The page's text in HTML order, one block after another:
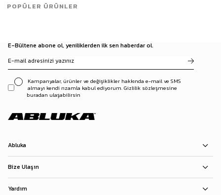
E-Bültene abone ol, yeniliklerden ilk sen haberdar ol.
Kampanyalar, ürünler ve değişiklikler hakkında e-mail ve SMS
almayı kendi rızamla kabul ediyorum. Gizlilik sözleşmesine
buradan ulaşabilirsin
Abluka
Bize Ulaşın
Yardım
POPÜLER ÜRÜNLER